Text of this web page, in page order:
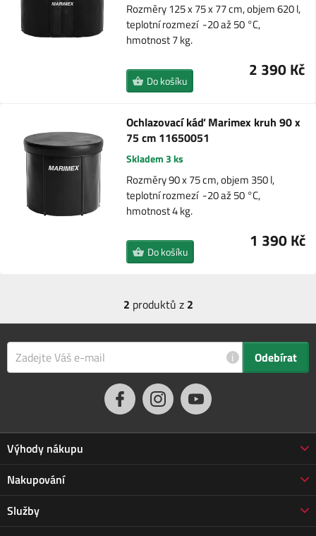
Rozměry 125 x 75 x 77 cm, objem 620 l,
teplotní rozmezí -20 až 50 °C,
hmotnost 7 kg.
2 390 Kč
Do košíku
Ochlazovací káď Marimex kruh 90 x
75 cm 11650051
Skladem 3 ks
Rozměry 90 x 75 cm, objem 350 l,
teplotní rozmezí -20 až 50 °C,
hmotnost 4 kg.
1 390 Kč
Do košíku
2 produktů z 2
i Odebírat
Výhody nákupu
Proč nakupovat u nás
3letá záruka Jarabák
Vrácení zboží do 30 dnů
Nakupování
Obchodní podmínky
Doprava a platba
Služby